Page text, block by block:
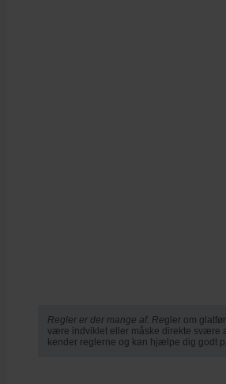
Regler er der mange af. Regler om
være indviklet eller måske direkte svære
kender reglerne og kan hjælpe dig godt